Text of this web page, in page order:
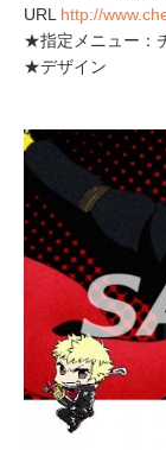
URL http://
★指定メニュー：
★デザイン